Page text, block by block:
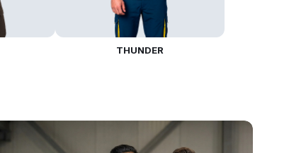
THUNDER